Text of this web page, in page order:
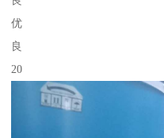
优
良
20